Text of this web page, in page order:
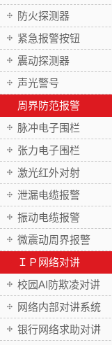
防火探测器
紧急报警按钮
震动探测器
声光警号
周界防范报警
脉冲电子围栏
张力电子围栏
激光红外对射
泄漏电缆报警
振动电缆报警
微震动周界报警
ＩＰ网络对讲
校园AI防欺凌对讲
网络内部对讲系统
银行网络求助对讲